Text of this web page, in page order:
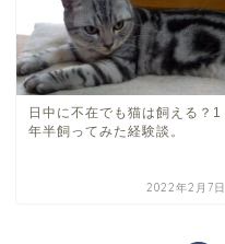
日中に不在でも猫は飼える？1
年半飼ってみた経験談。
2022年2月7日